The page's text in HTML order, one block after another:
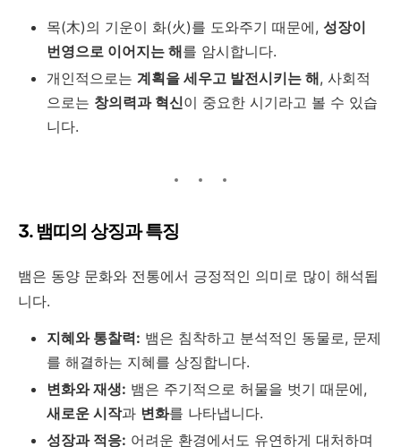
목(木)의 기운이 화(火)를 도와주기 때문에, 성장이
번영으로 이어지는 해를 암시합니다.
개인적으로는 계획을 세우고 발전시키는 해, 사회적
으로는 창의력과 혁신이 중요한 시기라고 볼 수 있습
니다.
3. 뱀띠의 상징과 특징
뱀은 동양 문화와 전통에서 긍정적인 의미로 많이 해석됩
니다.
지혜와 통찰력: 뱀은 침착하고 분석적인 동물로, 문제
를 해결하는 지혜를 상징합니다.
변화와 재생: 뱀은 주기적으로 허물을 벗기 때문에,
새로운 시작과 변화를 나타냅니다.
성장과 적응: 어려운 환경에서도 유연하게 대처하며